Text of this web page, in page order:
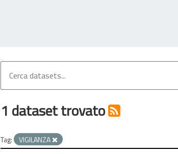
1 dataset trovato
Tag: VIGILANZA